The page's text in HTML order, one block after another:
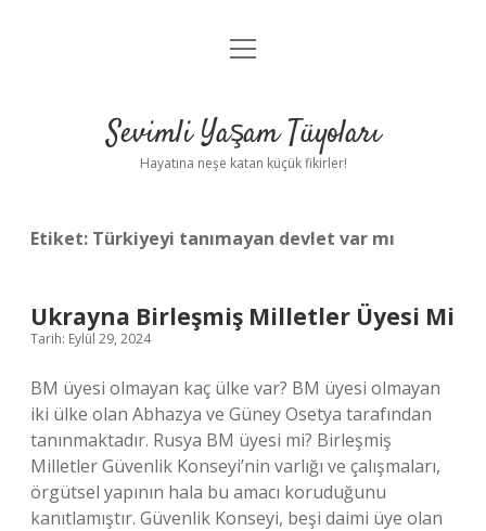
Anasayfa
Yasal Uyarı
menüyü
Sevimli Yaşam Tüyoları
Hayatına neşe katan küçük fikirler!
Etiket: Türkiyeyi tanımayan devlet var mı
Ukrayna Birleşmiş Milletler Üyesi Mi
Tarih: Eylül 29, 2024
BM üyesi olmayan kaç ülke var? BM üyesi olmayan
iki ülke olan Abhazya ve Güney Osetya tarafından
tanınmaktadır. Rusya BM üyesi mi? Birleşmiş
Milletler Güvenlik Konseyi’nin varlığı ve çalışmaları,
örgütsel yapının hala bu amacı koruduğunu
kanıtlamıştır. Güvenlik Konseyi, beşi daimi üye olan